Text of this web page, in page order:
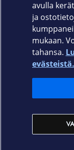
Elisa.fi
Elisan myymälät
avulla
ja
mukaan.
tahansa.
evästeistä.